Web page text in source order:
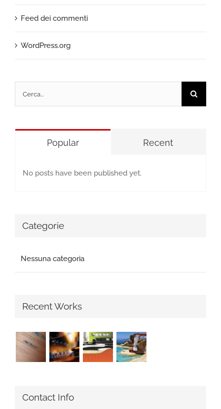
Feed dei commenti
WordPress.org
per:
Popular Recent
No posts have been published yet.
Categorie
Nessuna categoria
Recent Works
Contact Info